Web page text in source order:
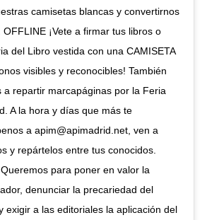
camisetas blancas y convertirnos
¡Vete a firmar tus libros o
del Libro vestida con una CAMISETA
visibles y reconocibles! También
a repartir marcapáginas por la Feria
A la hora y días que más te
a apim@apimadrid.net, ven a
y repártelos entre tus conocidos.
para poner en valor la
denunciar la precariedad del
exigir a las editoriales la aplicación del